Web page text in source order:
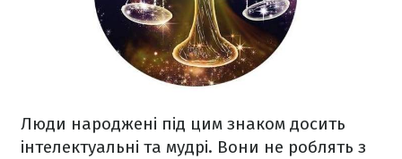
Люди народжені під цим знаком досить
інтелектуальні та мудрі. Вони не роблять з